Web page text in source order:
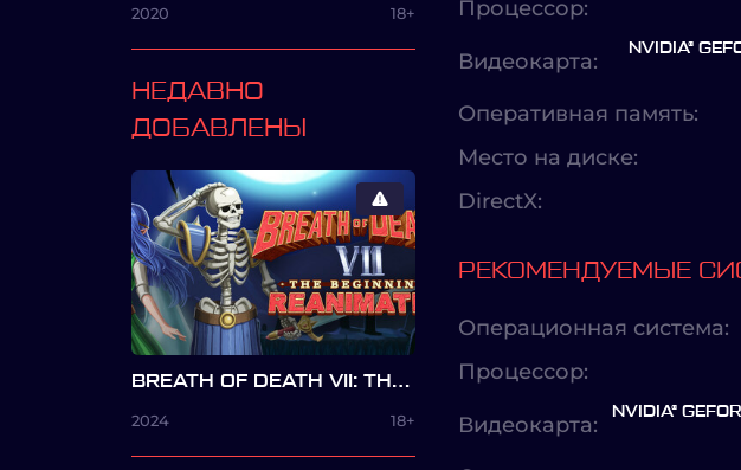
2020 18+
НЕДАВНО
ДОБАВЛЕНЫ
BREATH OF DEATH VII: THE BEGINNING: REANIMATED
2024 18+
Процессор:
Видеокарта:
NVIDIA®
Оперативная память:
Место на диске:
DirectX:
РЕКОМЕНДУЕМЫЕ
Операционная система:
Процессор:
Видеокарта:
NVIDIA®